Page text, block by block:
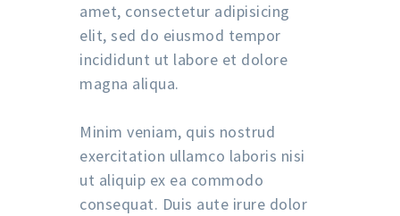
amet, consectetur adipisicing
elit, sed do eiusmod tempor
incididunt ut labore et dolore
magna aliqua.
Minim veniam, quis nostrud
exercitation ullamco laboris nisi
ut aliquip ex ea commodo
consequat. Duis aute irure dolor